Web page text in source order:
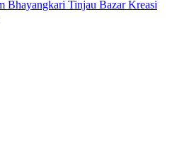
Bhayangkari Tinjau Bazar Kreasi